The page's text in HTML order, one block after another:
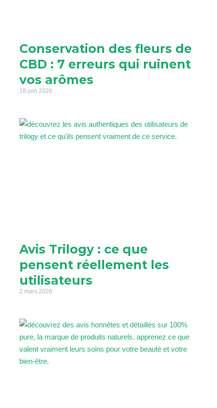
Conservation des fleurs de
CBD : 7 erreurs qui ruinent
vos arômes
18 juin 2026
Avis Trilogy : ce que
pensent réellement les
utilisateurs
2 mars 2026